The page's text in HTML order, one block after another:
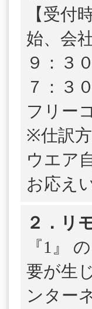
【受付
始、会
９：
７：３０
フリー
※仕訳
ウエア
お応え
２．リ
『1』
要が生
ンター